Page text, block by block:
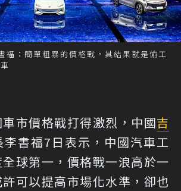
福：簡單粗暴的價格戰，其結果就是偷工
市價格戰打得激烈，中國吉
李書福7日表示，中國汽車工
球第一，價格戰一浪高於一
可以提高市場化水準，卻也